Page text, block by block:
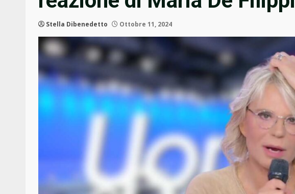
Stella Dibenedetto Ottobre 11, 2024